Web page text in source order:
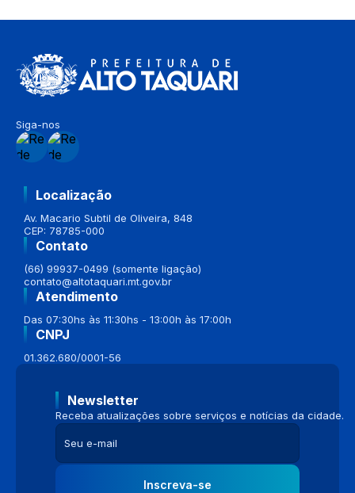
Siga-nos
Localização
Av. Macario Subtil de Oliveira, 848
CEP: 78785-000
Contato
(66) 99937-0499 (somente ligação)
contato@altotaquari.mt.gov.br
Atendimento
Das 07:30hs às 11:30hs - 13:00h às 17:00h
CNPJ
01.362.680/0001-56
Newsletter
Receba atualizações sobre serviços e notícias da cidade.
Inscreva-se